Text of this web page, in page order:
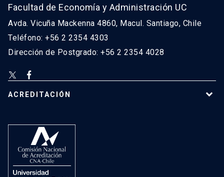
Facultad de Economía y Administración UC
Avda. Vicuña Mackenna 4860, Macul. Santiago, Chile
Teléfono: +56 2 2354 4303
Dirección de Postgrado: +56 2 2354 4028
ACREDITACIÓN